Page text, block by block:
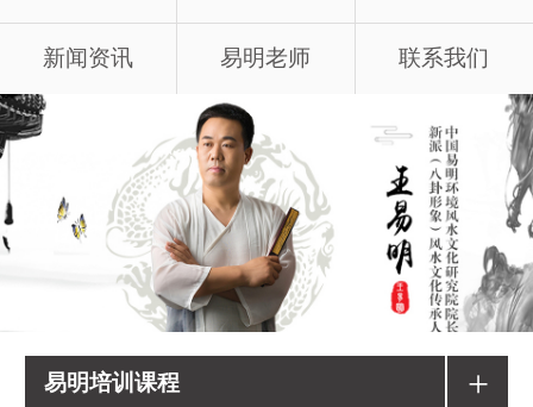
新闻资讯 易明老师 联系我们
易明培训课程 +